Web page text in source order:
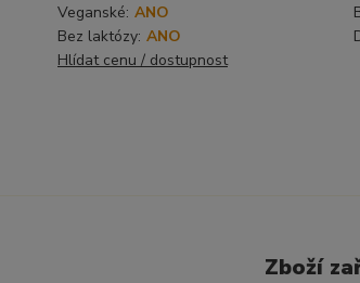
Veganské: ANO
Bez laktózy: ANO
Hlídat cenu / dostupnost
Zboží